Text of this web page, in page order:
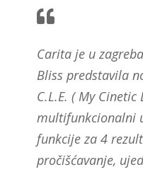
Carita je u
Bliss predstavila
C.L.E. ( My
multifunkcionalni
funkcije za 4
pročišćavanje,